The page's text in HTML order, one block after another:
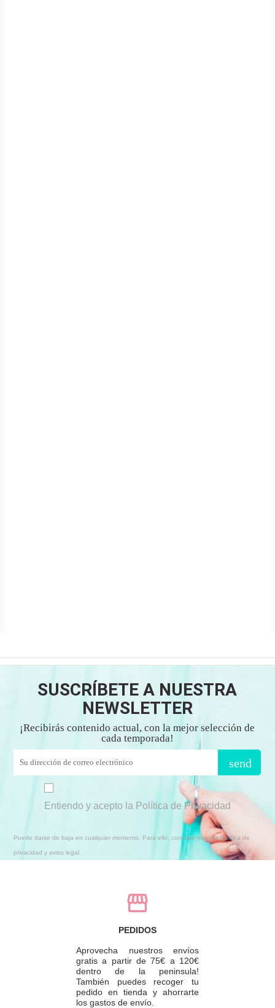
SUSCRÍBETE A NUESTRA
NEWSLETTER
¡Recibirás contenido actual, con la mejor selección de
cada temporada!
send
Entiendo y acepto la Política de Privacidad
Puede darse de baja en cualquier momento. Para ello, consulte nuestra política de
privacidad y aviso legal.
PEDIDOS
Aprovecha nuestros envíos
gratis a partir de 75€ a 120€
dentro de la peninsula!
También puedes recoger tu
pedido en tienda y ahorrarte
los gastos de envío.